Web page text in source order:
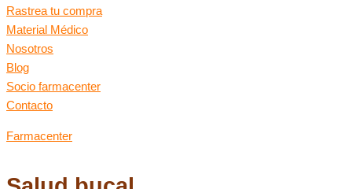
Rastrea tu compra
Material Médico
Nosotros
Blog
Socio farmacenter
Contacto
Farmacenter